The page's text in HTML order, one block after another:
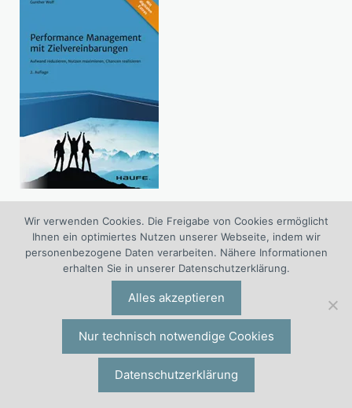
Performance Management mit Zielvereinbarungen.
Aufwand reduzieren, Nutzen maximieren.
» Ansehen
Buch Anreizsystem
Buch SWOT
Buch Mitarbeiterführung
Wir verwenden Cookies. Die Freigabe von Cookies ermöglicht
Ihnen ein optimiertes Nutzen unserer Webseite, indem wir
personenbezogene Daten verarbeiten. Nähere Informationen
erhalten Sie in unserer Datenschutzerklärung.
Alles akzeptieren
Nur technisch notwendige Cookies
Datenschutzerklärung